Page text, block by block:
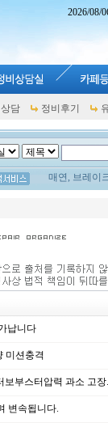
2026/08/
담 정비후기
매연, 브레이
납니다
미션충격
보부스터압력 과소 고장
변속됩니다.